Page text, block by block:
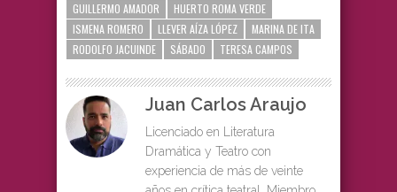
GUILLERMO AMADOR
HUERTO ROMA VERDE
ISMENA ROMERO
LLEVER AÍZA LÓPEZ
MARINA DE ITA
RODOLFO JACUINDE
SÁBADO TERESA CAMPOS
Juan Carlos Araujo
Licenciado en Literatura
Dramática y Teatro con
experiencia de más de veinte